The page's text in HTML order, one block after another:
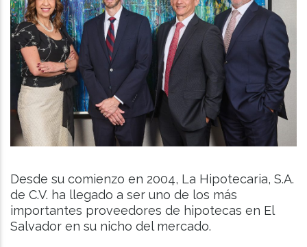
Desde su comienzo en 2004, La Hipotecaria, S.A.
de C.V. ha llegado a ser uno de los más
importantes proveedores de hipotecas en El
Salvador en su nicho del mercado.